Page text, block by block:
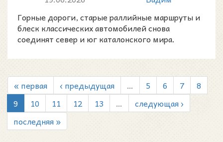
Горные дороги, старые раллийные маршруты и
блеск классических автомобилей снова
соединят север и юг каталонского мира.
« первая ‹ предыдущая … 5 6 7
8
9
10 11 12 13 …
следующая ›
последняя »